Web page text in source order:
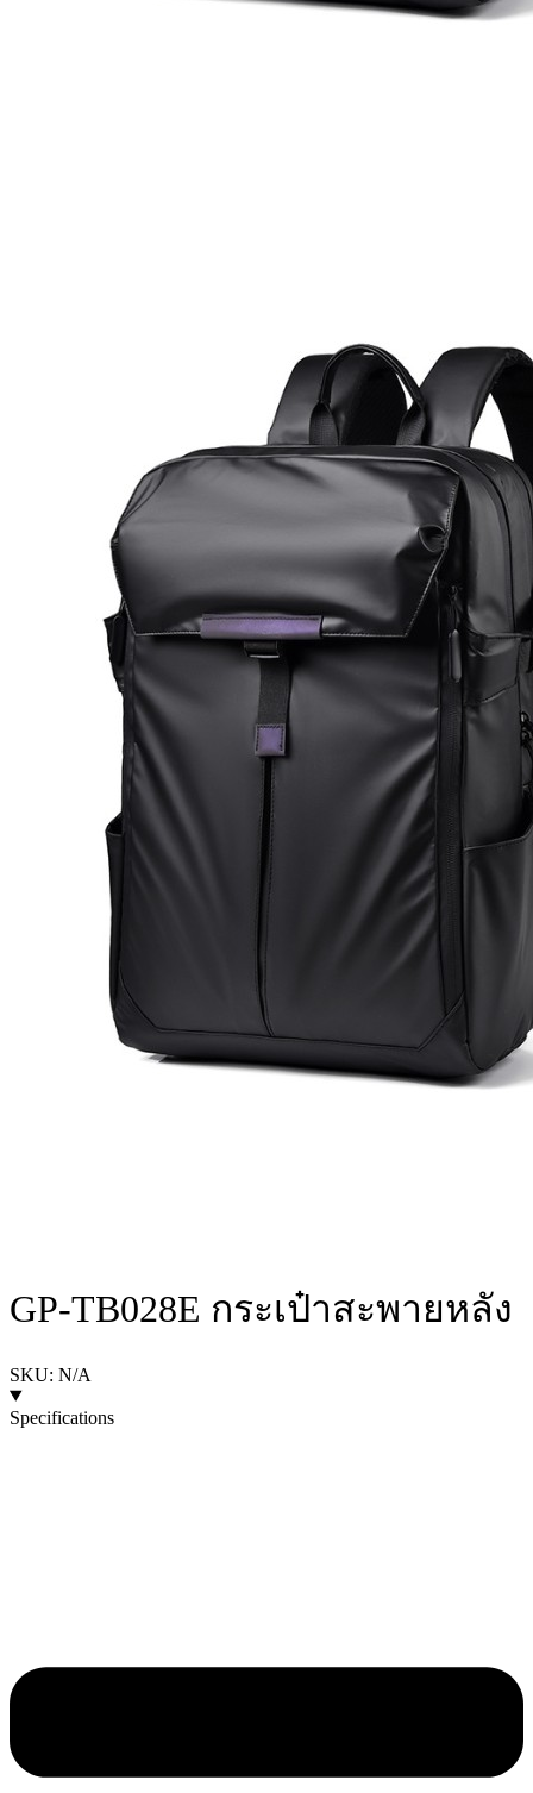
GP-TB028E กระเป๋าสะพายหลัง
SKU: N/A
Specifications